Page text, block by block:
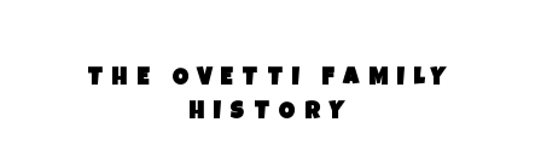
THE OVETTI FAMILY
HISTORY